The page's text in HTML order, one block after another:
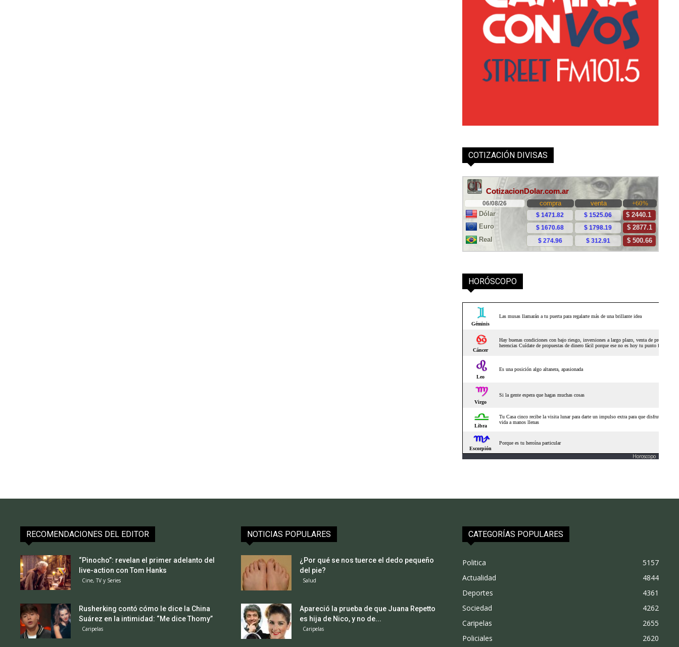
COTIZACIÓN DIVISAS
HORÓSCOPO
Horoscopo
RECOMENDACIONES DEL EDITOR
“Pinocho”: revelan el primer adelanto del
live-action con Tom Hanks
Cine, TV y Series
Rusherking contó cómo le dice la China
Suárez en la intimidad: “Me dice Thomy”
Caripelas
NOTICIAS POPULARES
¿Por qué se nos tuerce el dedo pequeño
del pie?
Salud
Apareció la prueba de que Juana Repetto
es hija de Nico, y no de...
Caripelas
CATEGORÍAS POPULARES
Politica
5157
Actualidad
4844
Deportes
4361
Sociedad
4262
Caripelas
2655
Policiales
2620